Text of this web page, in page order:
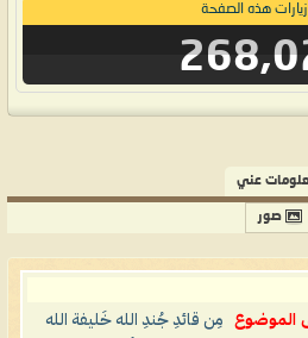
هذه الصفحة
عني
صور
الموضوع
مِن قائدِ جُندِ الله خَليفة الله